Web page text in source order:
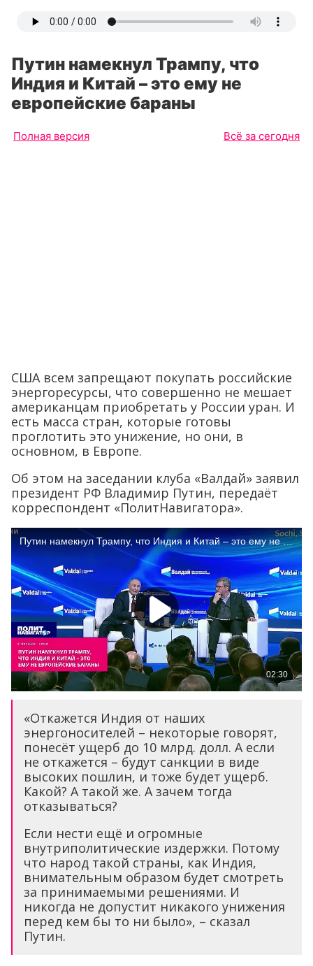
Путин намекнул Трампу, что
Индия и Китай – это ему не
европейские бараны
Полная версия Всё за сегодня
США всем запрещают покупать российские
энергоресурсы, что совершенно не мешает
американцам приобретать у России уран. И
есть масса стран, которые готовы
проглотить это унижение, но они, в
основном, в Европе.
Об этом на заседании клуба «Валдай» заявил
президент РФ Владимир Путин, передаёт
корреспондент «ПолитНавигатора».
«Откажется Индия от наших
энергоносителей – некоторые говорят,
понесёт ущерб до 10 млрд. долл. А если
не откажется – будут санкции в виде
высоких пошлин, и тоже будет ущерб.
Какой? А такой же. А зачем тогда
отказываться?
Если нести ещё и огромные
внутриполитические издержки. Потому
что народ такой страны, как Индия,
внимательным образом будет смотреть
за принимаемыми решениями. И
никогда не допустит никакого унижения
перед кем бы то ни было», – сказал
Путин.